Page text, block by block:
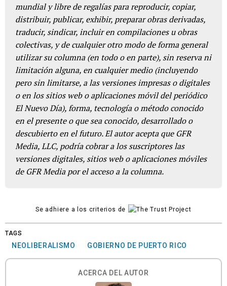
mundial y libre de regalías para reproducir, copiar,
distribuir, publicar, exhibir, preparar obras derivadas,
traducir, sindicar, incluir en compilaciones u obras
colectivas, y de cualquier otro modo de forma general
utilizar su columna (en todo o en parte), sin reserva ni
limitación alguna, en cualquier medio (incluyendo
pero sin limitarse, a las versiones impresas o digitales
o en los sitios web o aplicaciones móvil del periódico
El Nuevo Día), forma, tecnología o método conocido
en el presente o que sea conocido, desarrollado o
descubierto en el futuro. El autor acepta que GFR
Media, LLC, podría cobrar a los suscriptores las
versiones digitales, sitios web o aplicaciones móviles
de GFR Media por el acceso a la columna.
Se adhiere a los criterios de
TAGS
NEOLIBERALISMO GOBIERNO DE PUERTO RICO
ACERCA DEL AUTOR